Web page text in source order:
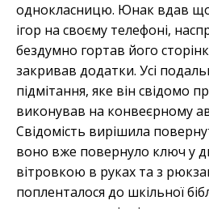
однокласницю. Юнак вдав що
ігор на своєму телефоні,
бездумно гортав його
закривав додатки. Усі
підмітання, яке він свідомо
виконував на конвеєрному
Свідомість вирішила
воно вже повернуло ключ у
вітровкою в руках та з
попленталося до шкільної